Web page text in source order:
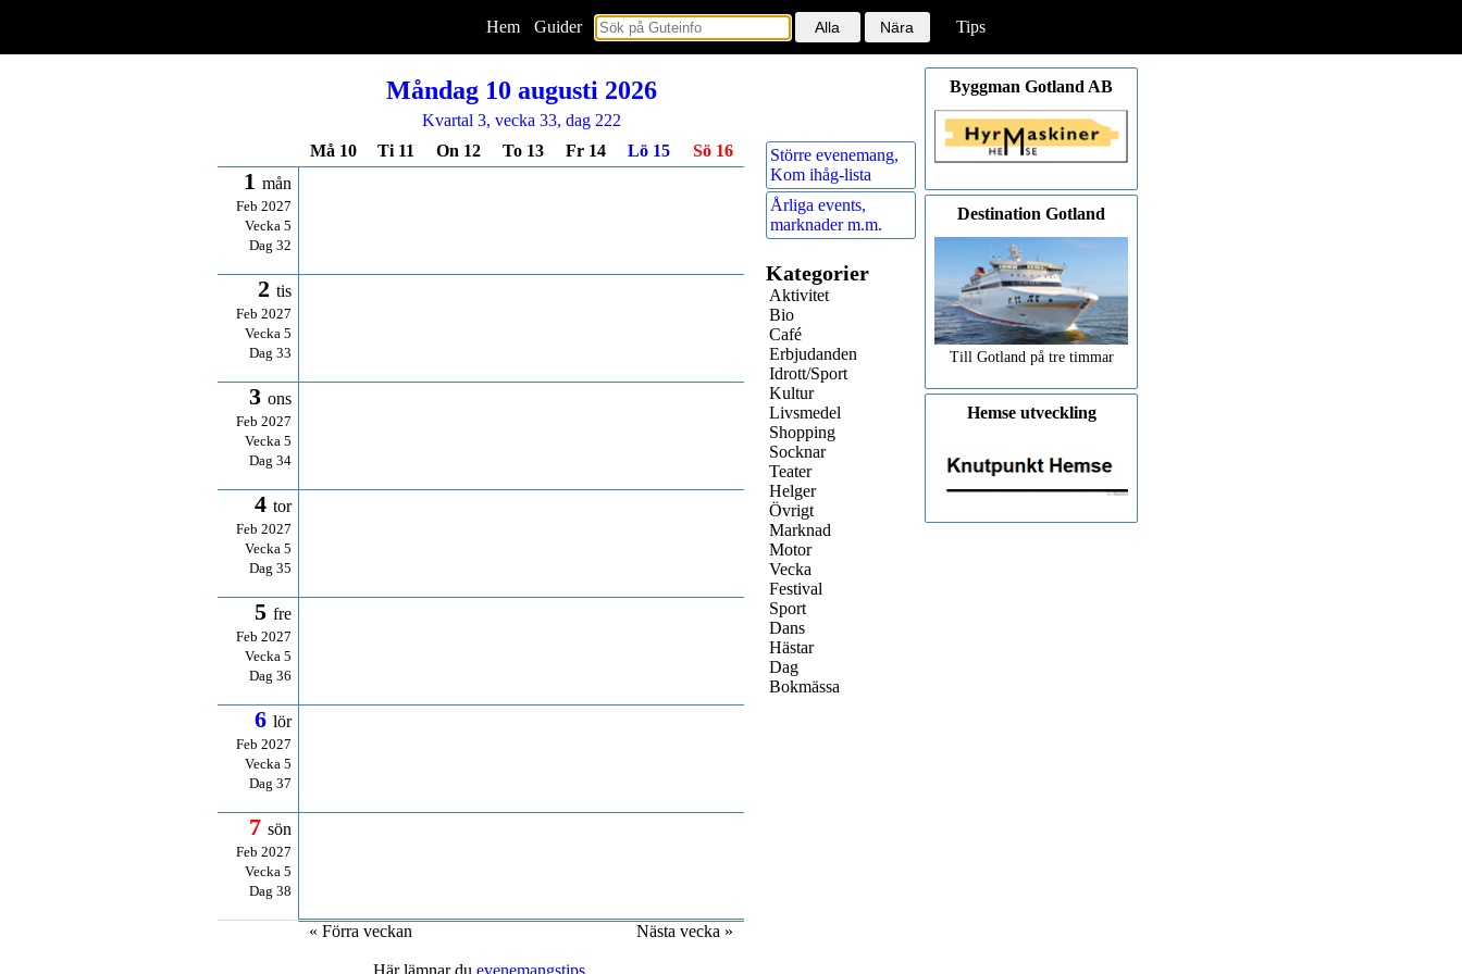
Hem< Guider Tips
Måndag 10 augusti 2026
Kvartal 3, vecka 33, dag 222
Må 10
Ti 11 On 12 To 13 Fr 14 Lö 15 Sö 16
1 mån
Feb 2027
Vecka 5
Dag 32
2 tis
Feb 2027
Vecka 5
Dag 33
3 ons
Feb 2027
Vecka 5
Dag 34
4 tor
Feb 2027
Vecka 5
Dag 35
5 fre
Feb 2027
Vecka 5
Dag 36
6 lör
Feb 2027
Vecka 5
Dag 37
7 sön
Feb 2027
Vecka 5
Dag 38
« Förra veckan Nästa vecka »
Här lämnar du evenemangstips.
Större evenemang,
Kom ihåg-lista
Årliga events,
marknader m.m.
Kategorier
Aktivitet
Bio
Café
Erbjudanden
Idrott/Sport
Kultur
Livsmedel
Shopping
Socknar
Teater
Helger
Övrigt
Marknad
Motor
Vecka
Festival
Sport
Dans
Hästar
Dag
Bokmässa
Byggman Gotland AB
Destination Gotland
Till Gotland på tre timmar
Hemse utveckling